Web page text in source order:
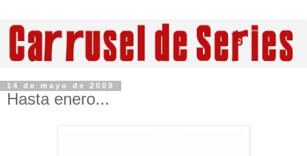
14 de mayo de 2009
Hasta enero...